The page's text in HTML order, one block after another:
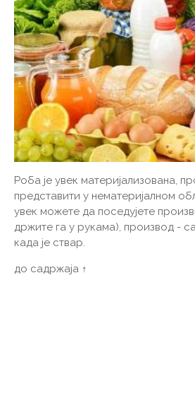
Роба је увек материјализована,
представити у нематеријалном
увек можете да поседујете
држите га у рукама), производ -
када је ствар.
до садржаја ↑